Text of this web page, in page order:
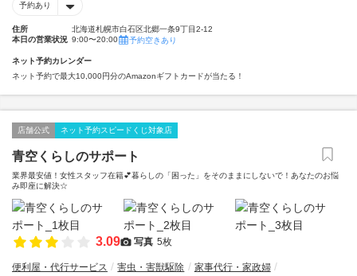
予約あり
住所
北海道札幌市白石区北郷一条9丁目2-12
本日の営業状況 9:00〜20:00 予約空きあり
ネット予約カレンダー
ネット予約で最大10,000円分のAmazonギフトカードが当たる！
店舗公式 ネット予約スピードくじ対象店
青空くらしのサポート
業界最安値！女性スタッフ在籍💕暮らしの「困った」をそのままにしないで！あなたのお悩
み即座に解決☆
3.09 写真 5枚
便利屋・代行サービス 害虫・害獣駆除
家事代行・家政婦